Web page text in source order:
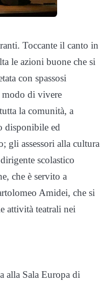
Toccante il canto in
le azioni buone che si
con spassosi
modo di vivere
la comunità, a
disponibile ed
gli assessori alla cultura
scolastico
che è servito a
Amidei, che si
attività teatrali nei
alla Sala Europa di